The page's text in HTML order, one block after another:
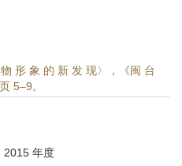
形 象 的 新 发 现〉，《闽 台
5–9。
2015 年度